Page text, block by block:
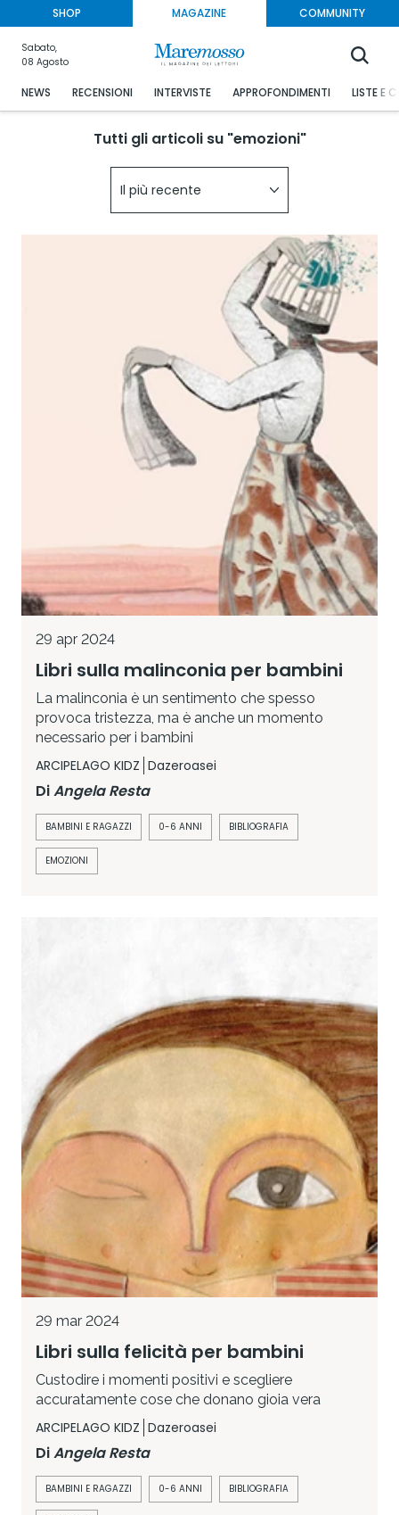
SHOP MAGAZINE COMMUNITY
Sabato,
08 Agosto
NEWS RECENSIONI INTERVISTE APPROFONDIMENTI LISTE E
Tutti gli articoli su "emozioni"
Il più recente
29 apr 2024
Libri sulla malinconia per bambini
La malinconia è un sentimento che spesso
provoca tristezza, ma è anche un momento
necessario per i bambini
ARCIPELAGO KIDZ Dazeroasei
DiAngela Resta
BAMBINI E RAGAZZI 0-6 ANNI BIBLIOGRAFIA
EMOZIONI
29 mar 2024
Libri sulla felicità per bambini
Custodire i momenti positivi e scegliere
accuratamente cose che donano gioia vera
ARCIPELAGO KIDZ Dazeroasei
DiAngela Resta
BAMBINI E RAGAZZI 0-6 ANNI BIBLIOGRAFIA